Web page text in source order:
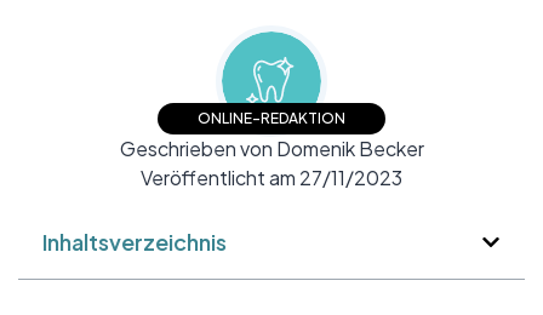
ONLINE-REDAKTION
Geschrieben von Domenik Becker
Veröffentlicht am 27/11/2023
Inhaltsverzeichnis